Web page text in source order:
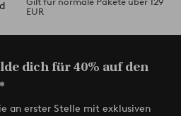
EUR
dich für 40% auf den
an erster Stelle mit exklusiven